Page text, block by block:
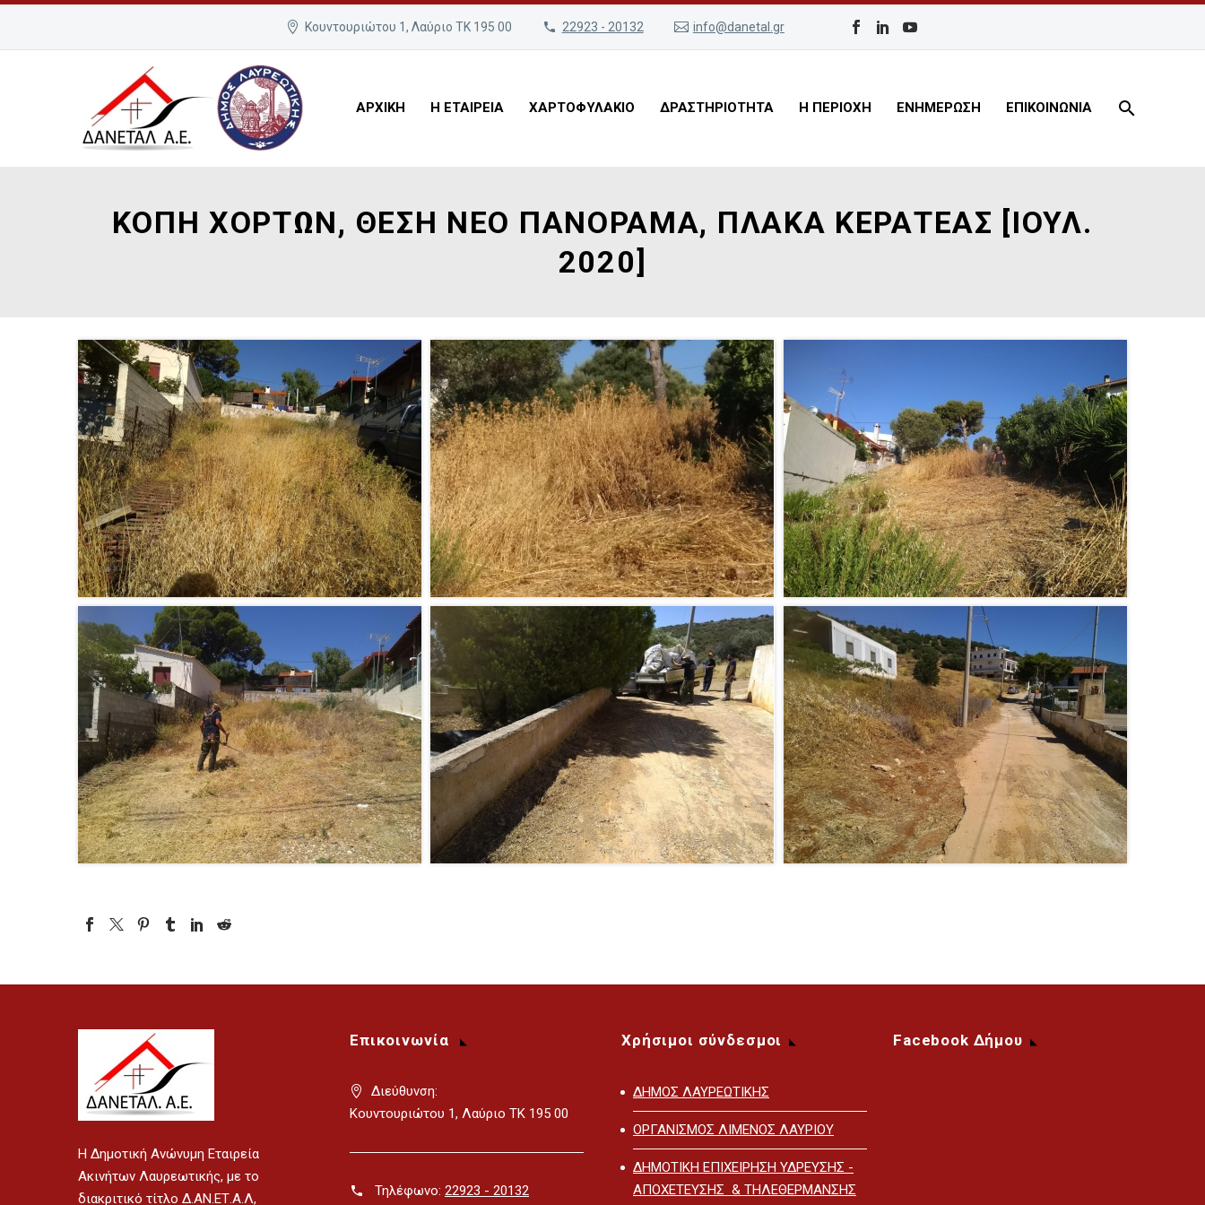
Κουντουριώτου 1, Λαύριο ΤΚ 195 00 22923 - 20132 info@danetal.gr
ΑΡΧΙΚΗ Η ΕΤΑΙΡΕΙΑ ΧΑΡΤΟΦΥΛΑΚΙΟ ΔΡΑΣΤΗΡΙΟΤΗΤΑ Η ΠΕΡΙΟΧΗ ΕΝΗΜΕΡΩΣΗ ΕΠΙΚΟΙΝΩΝΙΑ
ΚΟΠΗ ΧΟΡΤΩΝ, ΘΕΣΗ ΝΕΟ ΠΑΝΟΡΑΜΑ, ΠΛΑΚΑ ΚΕΡΑΤΕΑΣ [ΙΟΥΛ.
2020]
H Δημοτική Ανώνυμη Εταιρεία
Ακινήτων Λαυρεωτικής, με το
διακριτικό τίτλο Δ.ΑΝ.ΕΤ.Α.Λ,
Επικοινωνία
Διεύθυνση:
Κουντουριώτου 1, Λαύριο ΤΚ 195 00
Τηλέφωνο: 22923 - 20132
Χρήσιμοι σύνδεσμοι
ΔΗΜΟΣ ΛΑΥΡΕΩΤΙΚΗΣ
ΟΡΓΑΝΙΣΜΟΣ ΛΙΜΕΝΟΣ ΛΑΥΡΙΟΥ
ΔΗΜΟΤΙΚΗ ΕΠΙΧΕΙΡΗΣΗ ΥΔΡΕΥΣΗΣ -
ΑΠΟΧΕΤΕΥΣΗΣ & ΤΗΛΕΘΕΡΜΑΝΣΗΣ
Facebook Δήμου